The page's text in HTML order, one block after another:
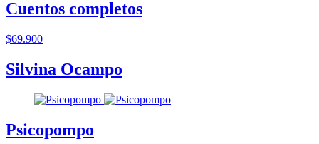
Cuentos completos
$69.900
Silvina Ocampo
Psicopompo